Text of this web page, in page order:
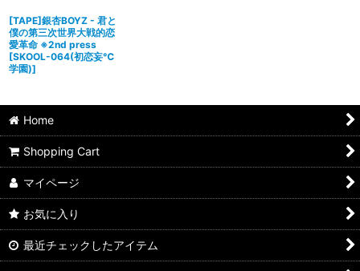
[TAPE]銀杏BOYZ - 君と
僕の第三次世界大戦的恋
愛革命 ※2nd press
[SKOOL-064(初恋妄℃
学園)]
Home
Shopping Cart
マイページ
お気に入り
最近チェックしたアイテム